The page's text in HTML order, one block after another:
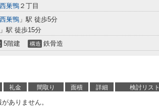
西巣鴨 ２丁目
西巣鴨 」駅 徒歩5分
」駅 徒歩15分
5階建 構造 鉄骨造
礼金 間取り 面積 詳細 検討リスト
ありません。